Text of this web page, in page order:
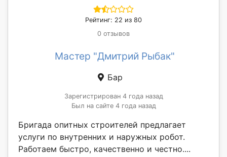
Рейтинг: 22 из 80
0 отзывов
Мастер "Дмитрий Рыбак"
Бар
Зарегистрирован 4 года назад
Был на сайте 4 года назад
Бригада опитных строителей предлагает
услуги по внутренних и наружных робот.
Работаем быстро, качественно и честно....